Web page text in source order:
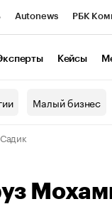
Autonews РБК
Кейсы
Малый бизнес